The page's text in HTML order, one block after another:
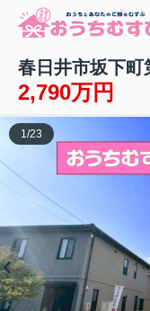
春日井市坂下町
2,790万円
1/23